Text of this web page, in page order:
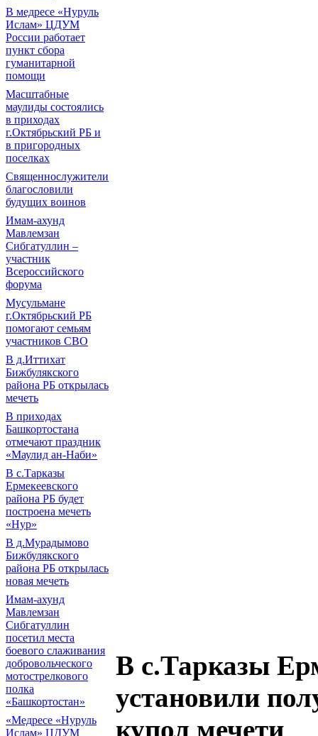
В медресе «Нуруль
Ислам» ЦДУМ
России работает
пункт сбора
гуманитарной
помощи
Масштабные
маулиды состоялись
в приходах
г.Октябрьский РБ и
в пригородных
поселках
Священнослужители
благословили
будущих воинов
Имам-ахунд
Мавлемзан
Сибгатуллин –
участник
Всероссийского
форума
Мусульмане
г.Октябрьский РБ
помогают семьям
участников СВО
В д.Иттихат
Бижбулякского
района РБ открылась
мечеть
В приходах
Башкортостана
отмечают праздник
«Маулид ан-Наби»
В с.Тарказы
Ермекеевского
района РБ будет
построена мечеть
«Нур»
В д.Мурадымово
Бижбулякского
района РБ открылась
новая мечеть
Имам-ахунд
Мавлемзан
Сибгатуллин
посетил места
боевого слаживания
добровольческого
мотострелкового
полка
«Башкортостан»
«Медресе «Нуруль
Ислам» ЦДУМ
В с.Тарказы
установили
купол мечети